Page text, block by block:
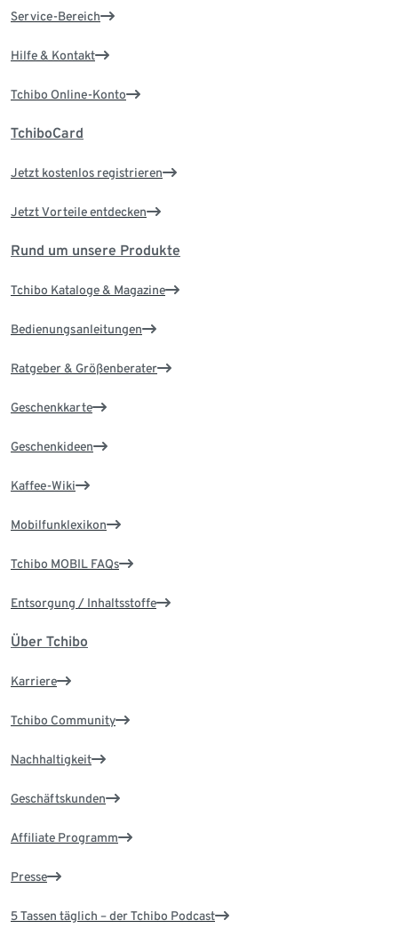
Service-Bereich
Hilfe & Kontakt
Tchibo Online-Konto
TchiboCard
Jetzt kostenlos registrieren
Jetzt Vorteile entdecken
Rund um unsere Produkte
Tchibo Kataloge & Magazine
Bedienungsanleitungen
Ratgeber & Größenberater
Geschenkkarte
Geschenkideen
Kaffee-Wiki
Mobilfunklexikon
Tchibo MOBIL FAQs
Entsorgung / Inhaltsstoffe
Über Tchibo
Karriere
Tchibo Community
Nachhaltigkeit
Geschäftskunden
Affiliate Programm
Presse
5 Tassen täglich – der Tchibo Podcast